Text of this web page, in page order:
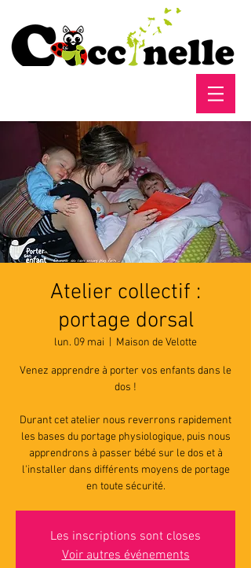
Atelier collectif :
portage dorsal
lun. 09 mai Maison de Velotte
Venez apprendre à porter vos enfants dans le
dos !
Durant cet atelier nous reverrons rapidement
les bases du portage physiologique, puis nous
apprendrons à passer bébé sur le dos et à
l'installer dans différents moyens de portage
en toute sécurité.
Les inscriptions sont closes
Voir autres événements